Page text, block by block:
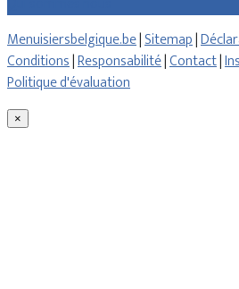
Menuisiersbelgique.be|Sitemap|
Conditions|Responsabilité|Contact|
Politique d'évaluation
×